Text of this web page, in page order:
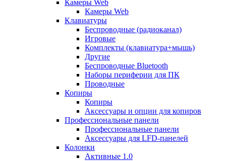
Камеры Web
Камеры Web
Клавиатуры
Беспроводные (радиоканал)
Игровые
Комплекты (клавиатура+мышь)
Другие
Беспроводные Bluetooth
Наборы периферии для ПК
Проводные
Копиры
Копиры
Аксессуары и опции для копиров
Профессиональные панели
Профессиональные панели
Аксессуары для LFD-панелей
Колонки
Активные 1.0